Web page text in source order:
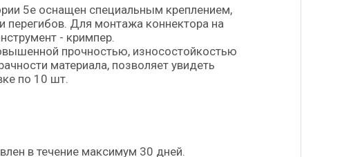
5е оснащен специальным креплением,
перегибов. Для монтажа коннектора на
- кримпер.
прочностью, износостойкостью
материала, позволяет увидеть
по 10 шт.
в течение максимум 30 дней.